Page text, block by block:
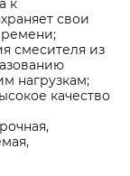
к
свои
смесителя из
нагрузкам;
качество